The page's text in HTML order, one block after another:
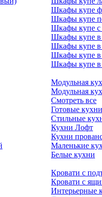
Шкафы купе
Шкафы купе
Шкафы купе с
Шкафы купе в
Шкафы купе в
Шкафы купе в
Шкафы купе
Модульная
Модульная
Смотреть все
Готовые кухни
Стильные
Кухни Лофт
Кухни
Маленькие
Белые кухни
Кровати с
Кровати с
Интерьерные